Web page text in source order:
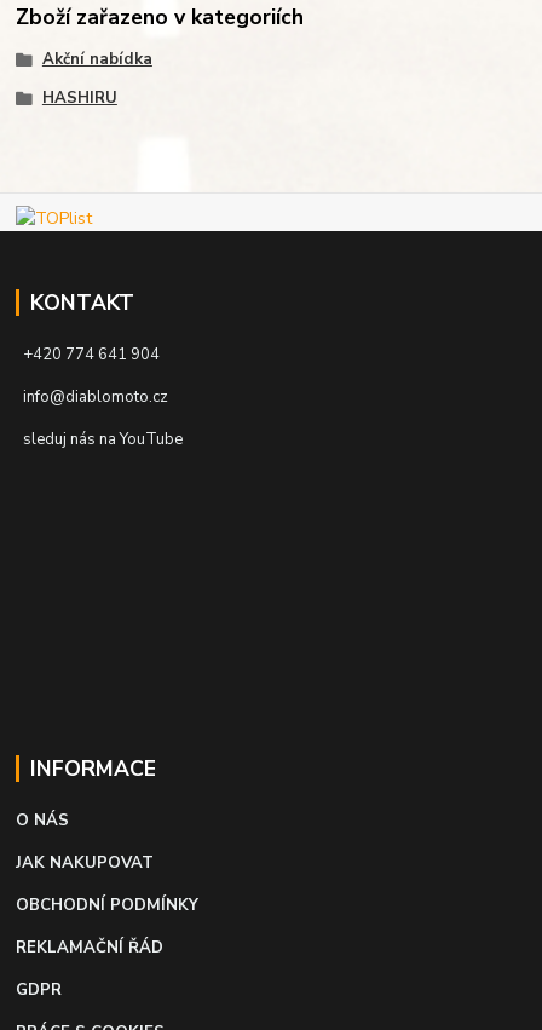
Zboží zařazeno v kategoriích
Akční nabídka
HASHIRU
KONTAKT
+420 774 641 904
info@diablomoto.cz
sleduj nás na YouTube
INFORMACE
O NÁS
JAK NAKUPOVAT
OBCHODNÍ PODMÍNKY
REKLAMAČNÍ ŘÁD
GDPR